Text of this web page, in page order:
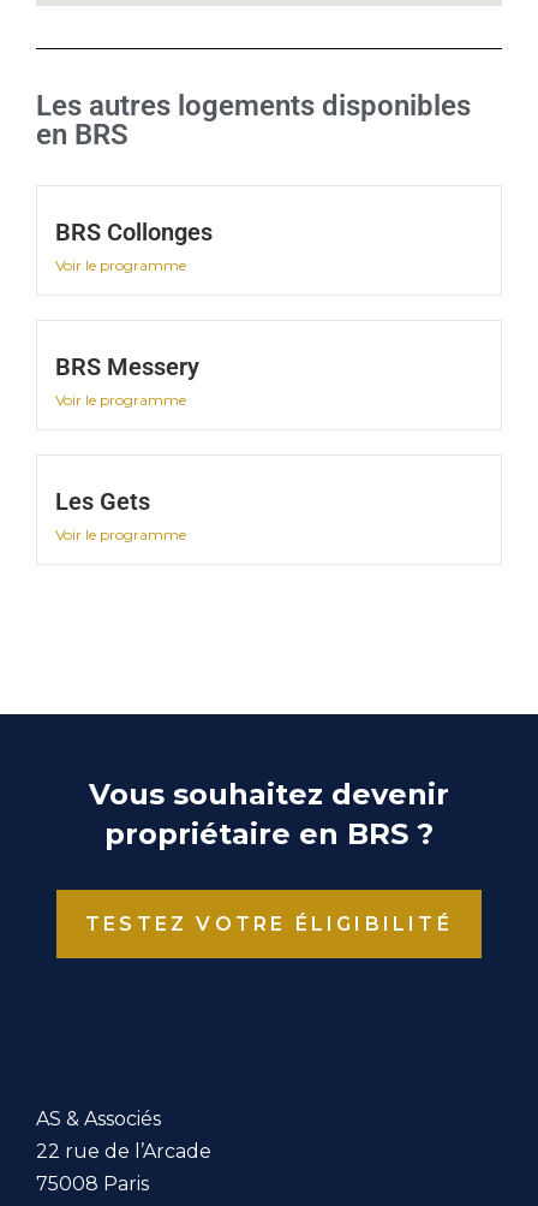
Les autres logements disponibles
en BRS
BRS Collonges
Voir le programme
BRS Messery
Voir le programme
Les Gets
Voir le programme
Vous souhaitez devenir
propriétaire en BRS ?
TESTEZ VOTRE ÉLIGIBILITÉ
AS & Associés
22 rue de l’Arcade
75008 Paris